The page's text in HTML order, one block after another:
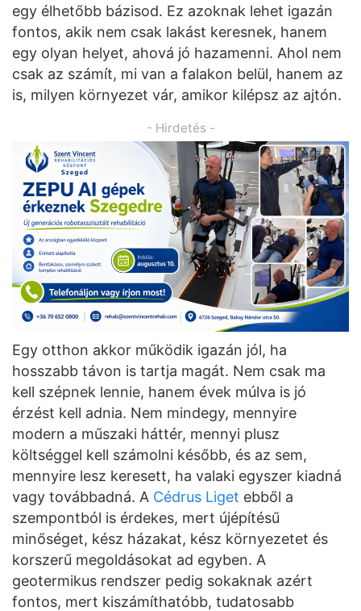
egy élhetőbb bázisod. Ez azoknak lehet igazán
fontos, akik nem csak lakást keresnek, hanem
egy olyan helyet, ahová jó hazamenni. Ahol nem
csak az számít, mi van a falakon belül, hanem az
is, milyen környezet vár, amikor kilépsz az ajtón.
- Hirdetés -
Egy otthon akkor működik igazán jól, ha
hosszabb távon is tartja magát. Nem csak ma
kell szépnek lennie, hanem évek múlva is jó
érzést kell adnia. Nem mindegy, mennyire
modern a műszaki háttér, mennyi plusz
költséggel kell számolni később, és az sem,
mennyire lesz keresett, ha valaki egyszer kiadná
vagy továbbadná. A Cédrus Liget ebből a
szempontból is érdekes, mert újépítésű
minőséget, kész házakat, kész környezetet és
korszerű megoldásokat ad egyben. A
geotermikus rendszer pedig sokaknak azért
fontos, mert kiszámíthatóbb, tudatosabb